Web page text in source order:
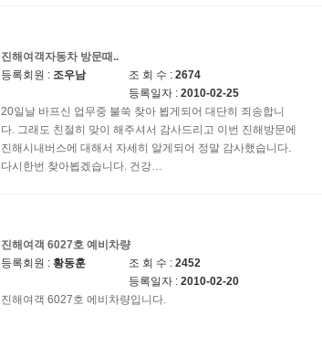
진해여객자동차 방문때..
등록회원 : 조우남 조 회 수 : 2674
등록일자 : 2010-02-25
20일날 바프신 업무중 불쑥 찾아 뵙게되어 대단히 죄송합니
다. 그래도 친절히 맞이 해주셔서 감사드리고 이번 진해방문에
진해시내버스에 대해서 자세히 알게되어 정말 감사했습니다.
다시한번 찾아뵙겠습니다. 건강…
진해여객 6027호 예비차량
등록회원 : 황동훈 조 회 수 : 2452
등록일자 : 2010-02-20
진해여객 6027호 에비차량입니다.